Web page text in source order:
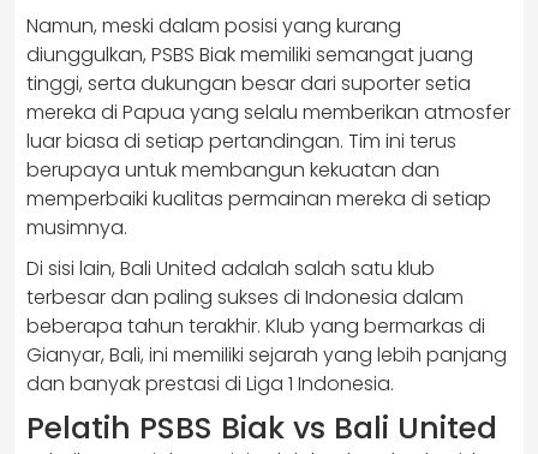
Namun, meski dalam posisi yang kurang
diunggulkan, PSBS Biak memiliki semangat juang
tinggi, serta dukungan besar dari suporter setia
mereka di Papua yang selalu memberikan atmosfer
luar biasa di setiap pertandingan. Tim ini terus
berupaya untuk membangun kekuatan dan
memperbaiki kualitas permainan mereka di setiap
musimnya.
Di sisi lain, Bali United adalah salah satu klub
terbesar dan paling sukses di Indonesia dalam
beberapa tahun terakhir. Klub yang bermarkas di
Gianyar, Bali, ini memiliki sejarah yang lebih panjang
dan banyak prestasi di Liga 1 Indonesia.
Pelatih PSBS Biak vs Bali United